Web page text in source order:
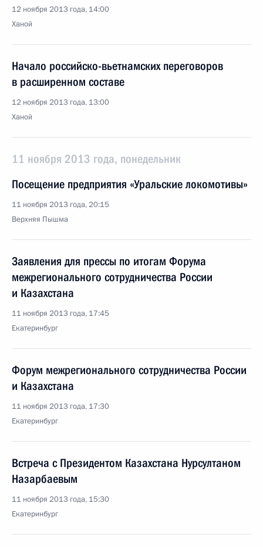
12 ноября 2013 года, 14:00
Ханой
Начало российско-вьетнамских переговоров
в расширенном составе
12 ноября 2013 года, 13:00
Ханой
11 ноября 2013 года, понедельник
Посещение предприятия «Уральские локомотивы»
11 ноября 2013 года, 20:15
Верхняя Пышма
Заявления для прессы по итогам Форума
межрегионального сотрудничества России
и Казахстана
11 ноября 2013 года, 17:45
Екатеринбург
Форум межрегионального сотрудничества России
и Казахстана
11 ноября 2013 года, 17:30
Екатеринбург
Встреча с Президентом Казахстана Нурсултаном
Назарбаевым
11 ноября 2013 года, 15:30
Екатеринбург